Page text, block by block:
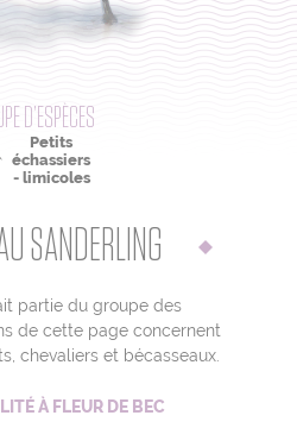
D’ESPÈCES
Petits
échassiers
- limicoles
SANDERLING
partie du groupe des
de cette page concernent
chevaliers et bécasseaux.
À FLEUR DE BEC